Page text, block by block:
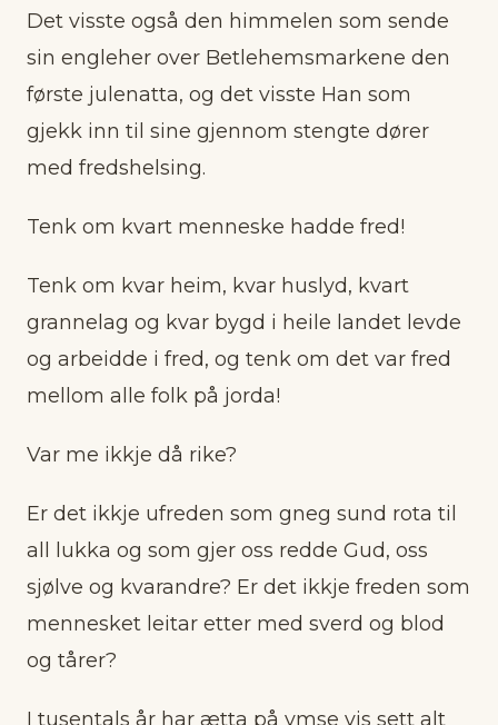
Det visste også den himmelen som sende
sin engleher over Betlehemsmarkene den
første julenatta, og det visste Han som
gjekk inn til sine gjennom stengte dører
med fredshelsing.
Tenk om kvart menneske hadde fred!
Tenk om kvar heim, kvar huslyd, kvart
grannelag og kvar bygd i heile landet levde
og arbeidde i fred, og tenk om det var fred
mellom alle folk på jorda!
Var me ikkje då rike?
Er det ikkje ufreden som gneg sund rota til
all lukka og som gjer oss redde Gud, oss
sjølve og kvarandre? Er det ikkje freden som
mennesket leitar etter med sverd og blod
og tårer?
I tusentals år har ætta på ymse vis sett alt